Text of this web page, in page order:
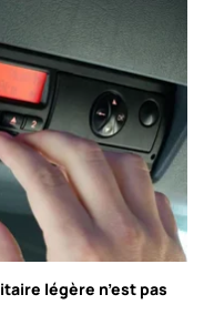
légère n’est pas